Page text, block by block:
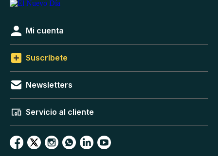
Mi cuenta
Suscríbete
Newsletters
Servicio al cliente